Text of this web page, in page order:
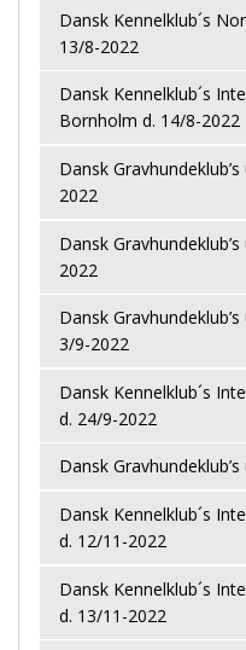
Dansk Kennelklub´s
13/8-2022
Dansk Kennelklub´s
Bornholm d. 14/8-2022
Dansk
2022
Dansk
2022
Dansk
3/9-2022
Dansk Kennelklub´s
d. 24/9-2022
Dansk
Dansk Kennelklub´s
d. 12/11-2022
Dansk Kennelklub´s
d. 13/11-2022